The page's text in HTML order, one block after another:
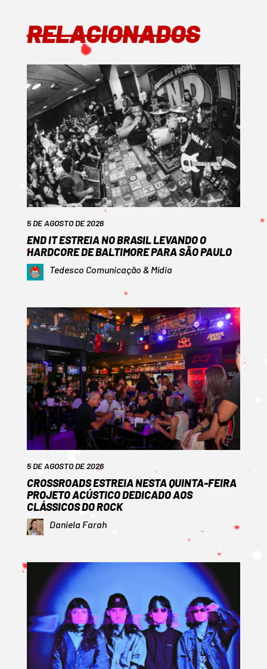
RELACIONADOS
5 DE AGOSTO DE 2026
END IT ESTREIA NO BRASIL LEVANDO O
HARDCORE DE BALTIMORE PARA SÃO PAULO
Tedesco Comunicação & Mídia
5 DE AGOSTO DE 2026
CROSSROADS ESTREIA NESTA QUINTA-FEIRA
PROJETO ACÚSTICO DEDICADO AOS
CLÁSSICOS DO ROCK
Daniela Farah